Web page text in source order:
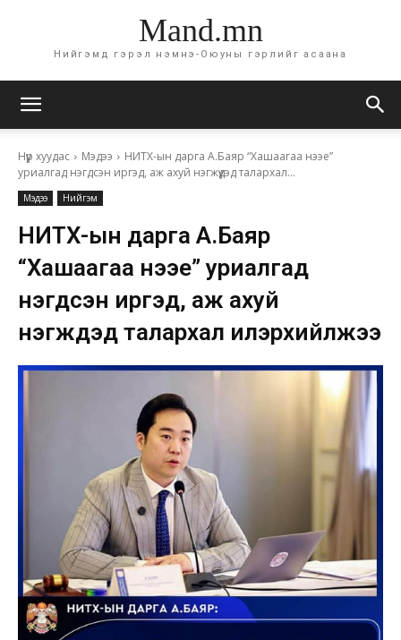
Mand.mn
Нийгэмд гэрэл нэмнэ-Оюуны гэрлийг асаана
Нүүр хуудас Мэдээ
НИТХ-ын дарга А.Баяр “Хашаагаа нээе”
уриалгад нэгдсэн иргэд, аж ахуй нэгжүүдэд талархал...
Мэдээ Нийгэм
НИТХ-ын дарга А.Баяр
“Хашаагаа нээе” уриалгад
нэгдсэн иргэд, аж ахуй
нэгжүүдэд талархал илэрхийлжээ